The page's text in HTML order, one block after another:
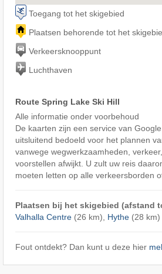
Toegang tot het skigebied
Plaatsen behorende tot het
Verkeersknooppunt
Luchthaven
Route Spring Lake Ski Hill
Alle informatie onder voorbehoud
De kaarten zijn een service van
uitsluitend bedoeld voor het plannen
vanwege wegwerkzaamheden,
voorstellen afwijkt. U zult uw reis
moeten letten op alle verkeersborden
Plaatsen bij het skigebied (afstand
Valhalla Centre(26 km), Hythe(28 km)
Fout ontdekt? Dan kunt u deze hier